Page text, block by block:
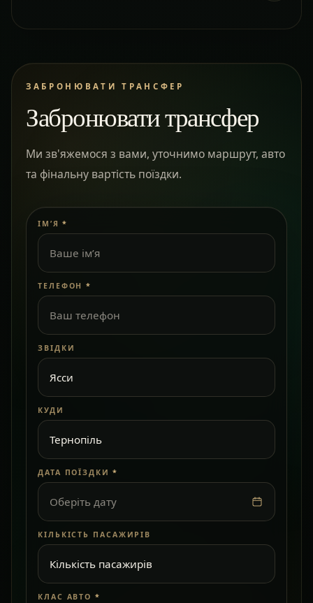
ЗАБРОНЮВАТИ ТРАНСФЕР
Забронювати трансфер
Ми зв'яжемося з вами, уточнимо маршрут, авто
та фінальну вартість поїздки.
ІМ’Я *
ТЕЛЕФОН *
ЗВІДКИ
КУДИ
ДАТА ПОЇЗДКИ *
Оберіть дату
КІЛЬКІСТЬ ПАСАЖИРІВ
КЛАС АВТО *